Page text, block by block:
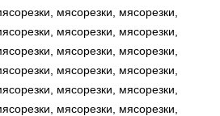
мясорезки, мясорезки,
мясорезки, мясорезки,
мясорезки, мясорезки,
мясорезки, мясорезки,
мясорезки, мясорезки,
мясорезки, мясорезки,